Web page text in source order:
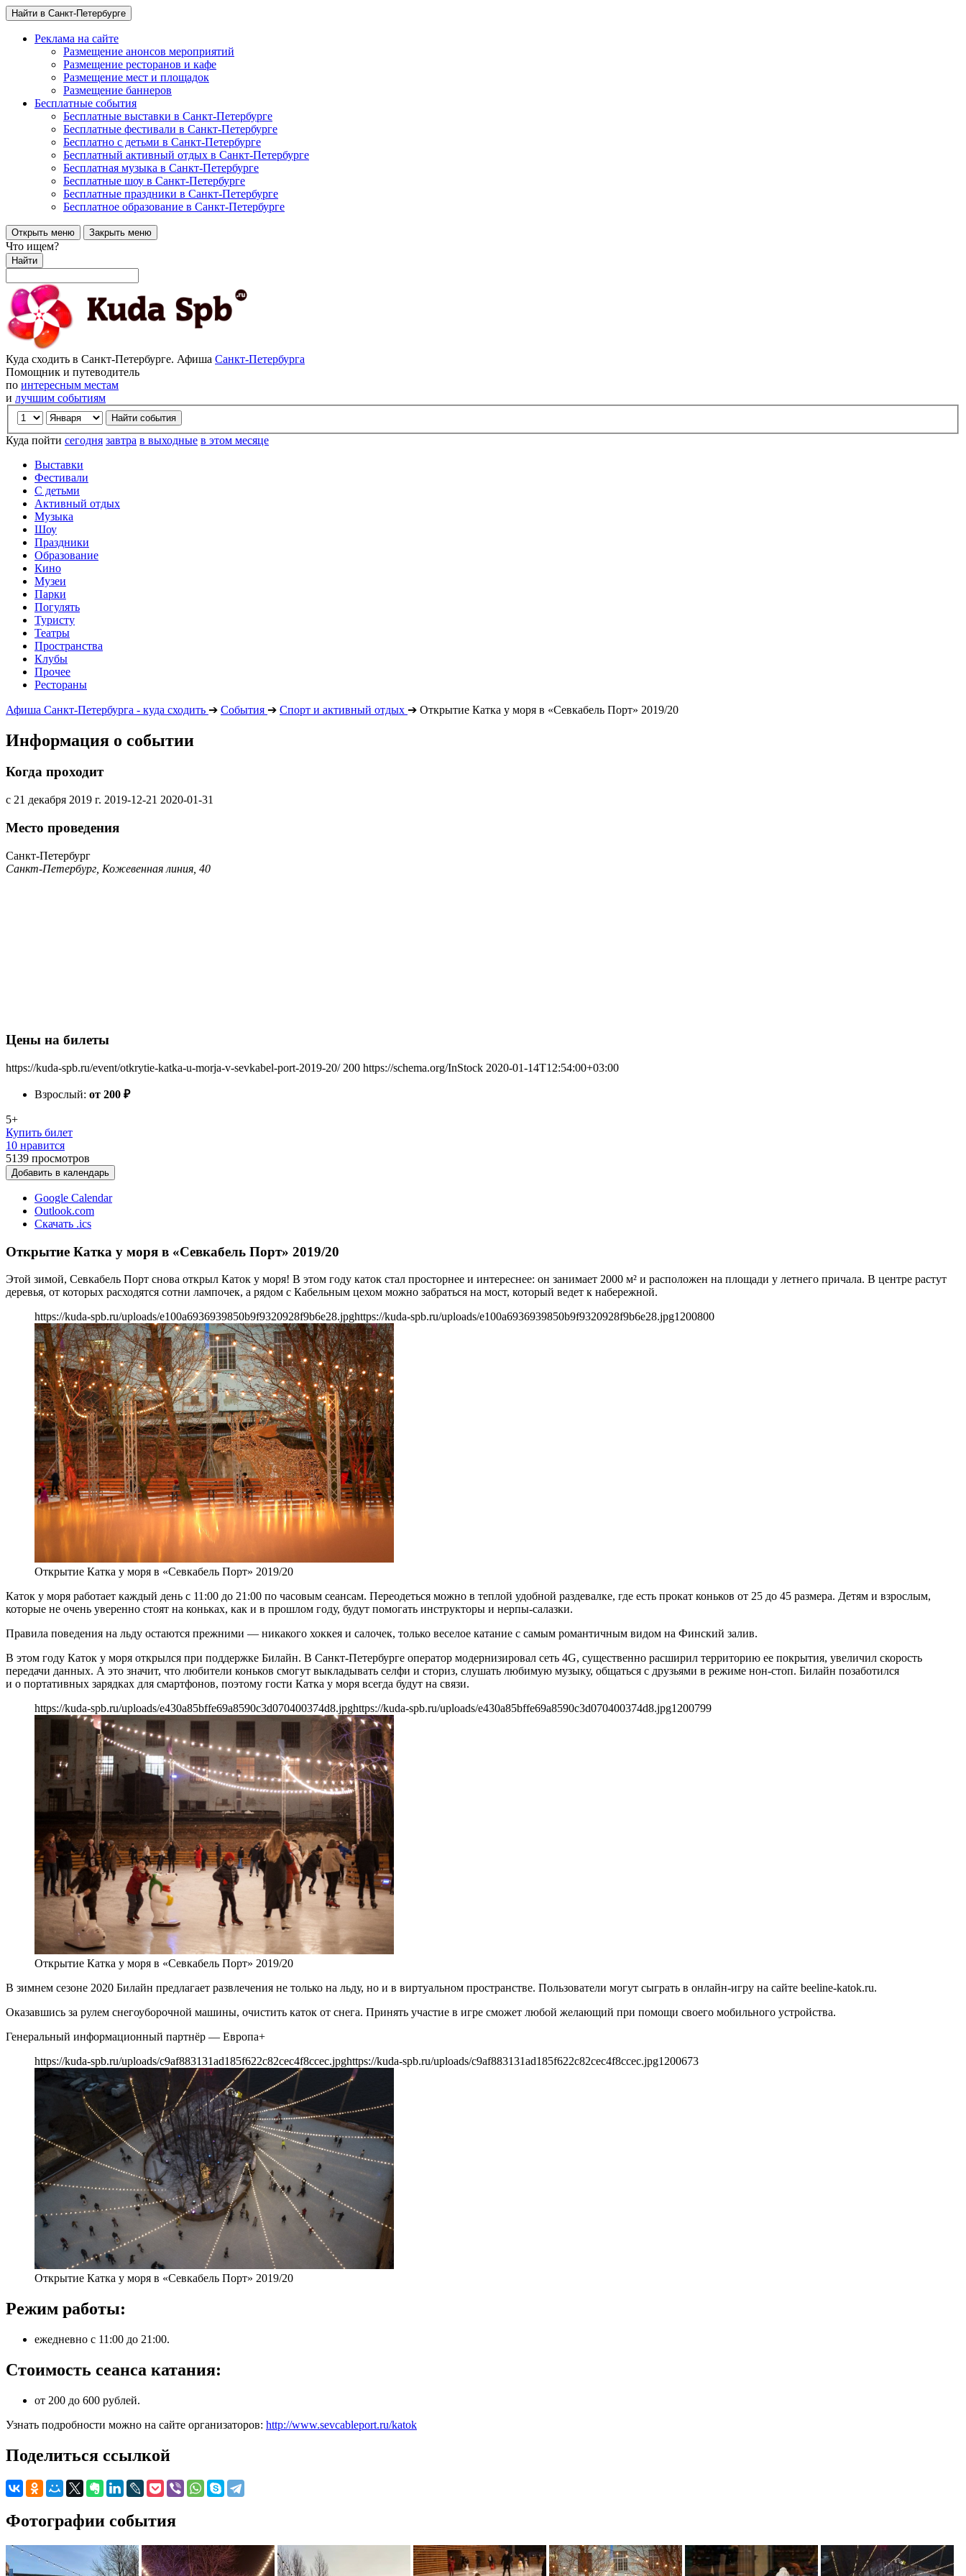
Найти в Санкт-Петербурге
Реклама на сайте
Размещение анонсов мероприятий
Размещение ресторанов и кафе
Размещение мест и площадок
Размещение баннеров
Бесплатные события
Бесплатные выставки в Санкт-Петербурге
Бесплатные фестивали в Санкт-Петербурге
Бесплатно с детьми в Санкт-Петербурге
Бесплатный активный отдых в Санкт-Петербурге
Бесплатная музыка в Санкт-Петербурге
Бесплатные шоу в Санкт-Петербурге
Бесплатные праздники в Санкт-Петербурге
Бесплатное образование в Санкт-Петербурге
Открыть меню Закрыть меню
Что ищем?
Найти
Куда сходить в Санкт-Петербурге. Афиша Санкт-Петербурга
Помощник и путеводитель
по интересным местам
и лучшим событиям
Куда пойти сегодня завтра в выходные в этом месяце
Выставки
Фестивали
С детьми
Активный отдых
Музыка
Шоу
Праздники
Образование
Кино
Музеи
Парки
Погулять
Туристу
Театры
Пространства
Клубы
Прочее
Рестораны
Афиша Санкт-Петербурга - куда сходить ➔ События ➔ Спорт и активный отдых ➔ Открытие Катка у моря в «Севкабель Порт» 2019/20
Информация о событии
Когда проходит
с 21 декабря 2019 г. 2019-12-21 2020-01-31
Место проведения
Санкт-Петербург
Санкт-Петербург, Кожевенная линия, 40
Цены на билеты
https://kuda-spb.ru/event/otkrytie-katka-u-morja-v-sevkabel-port-2019-20/ 200 https://schema.org/InStock 2020-01-14T12:54:00+03:00
Взрослый: от 200 ₽
5+
Купить билет
10 нравится
5139 просмотров
Добавить в календарь
Google Calendar
Outlook.com
Скачать .ics
Открытие Катка у моря в «Севкабель Порт» 2019/20
Этой зимой, Севкабель Порт снова открыл Каток у моря! В этом году каток стал просторнее и интереснее: он занимает 2000 м² и расположен на площади у летнего причала. В центре растут
деревья, от которых расходятся сотни лампочек, а рядом с Кабельным цехом можно забраться на мост, который ведет к набережной.
https://kuda-spb.ru/uploads/e100a6936939850b9f9320928f9b6e28.jpghttps://kuda-spb.ru/uploads/e100a6936939850b9f9320928f9b6e28.jpg1200800
Открытие Катка у моря в «Севкабель Порт» 2019/20
Каток у моря работает каждый день с 11:00 до 21:00 по часовым сеансам. Переодеться можно в теплой удобной раздевалке, где есть прокат коньков от 25 до 45 размера. Детям и взрослым,
которые не очень уверенно стоят на коньках, как и в прошлом году, будут помогать инструкторы и нерпы-салазки.
Правила поведения на льду остаются прежними — никакого хоккея и салочек, только веселое катание с самым романтичным видом на Финский залив.
В этом году Каток у моря открылся при поддержке Билайн. В Санкт-Петербурге оператор модернизировал сеть 4G, существенно расширил территорию ее покрытия, увеличил скорость
передачи данных. А это значит, что любители коньков смогут выкладывать селфи и сториз, слушать любимую музыку, общаться с друзьями в режиме нон-стоп. Билайн позаботился
и о портативных зарядках для смартфонов, поэтому гости Катка у моря всегда будут на связи.
https://kuda-spb.ru/uploads/e430a85bffe69a8590c3d070400374d8.jpghttps://kuda-spb.ru/uploads/e430a85bffe69a8590c3d070400374d8.jpg1200799
Открытие Катка у моря в «Севкабель Порт» 2019/20
В зимнем сезоне 2020 Билайн предлагает развлечения не только на льду, но и в виртуальном пространстве. Пользователи могут сыграть в онлайн-игру на сайте beeline-katok.ru.
Оказавшись за рулем снегоуборочной машины, очистить каток от снега. Принять участие в игре сможет любой желающий при помощи своего мобильного устройства.
Генеральный информационный партнёр — Европа+
https://kuda-spb.ru/uploads/c9af883131ad185f622c82cec4f8ccec.jpghttps://kuda-spb.ru/uploads/c9af883131ad185f622c82cec4f8ccec.jpg1200673
Открытие Катка у моря в «Севкабель Порт» 2019/20
Режим работы:
ежедневно с 11:00 до 21:00.
Стоимость сеанса катания:
от 200 до 600 рублей.
Узнать подробности можно на сайте организаторов: http://www.sevcableport.ru/katok
Поделиться ссылкой
Фотографии события